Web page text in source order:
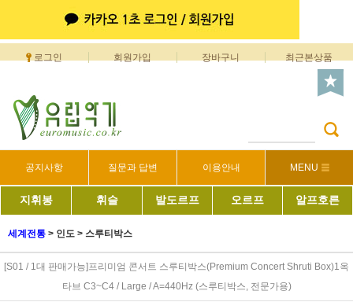
로그인 회원가입 장바구니 최근본상품
공지사항 질문과 답변 이용안내 MENU
지휘봉 휘슬 발도르프 오르프 알프호른
세계전통 > 인도 > 스루티박스
[S01 / 1대 판매가능]프리미엄 콘서트 스루티박스(Premium Concert Shruti Box)1옥
타브 C3~C4 / Large / A=440Hz (스루티박스, 전문가용)